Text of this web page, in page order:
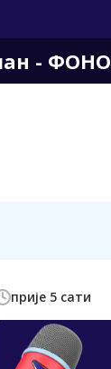
- ФОНО
прије 5 сати